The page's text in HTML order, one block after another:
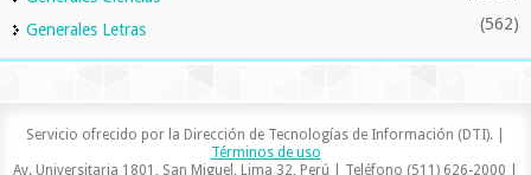
Generales Letras (562)
Servicio ofrecido por la Dirección de Tecnologías de Información (DTI). |
Términos de uso
Av. Universitaria 1801, San Miguel, Lima 32, Perú | Teléfono (511) 626-2000 |